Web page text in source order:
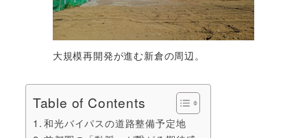
大規模再開発が進む新倉の周辺。
Table of Contents
和光バイパスの道路整備予定地